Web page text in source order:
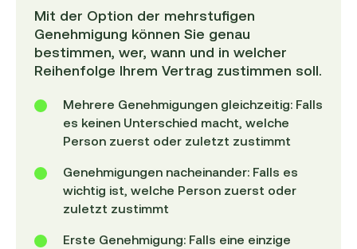
Mit der Option der mehrstufigen
Genehmigung können Sie genau
bestimmen, wer, wann und in welcher
Reihenfolge Ihrem Vertrag zustimmen soll.
Mehrere Genehmigungen gleichzeitig: Falls
es keinen Unterschied macht, welche
Person zuerst oder zuletzt zustimmt
Genehmigungen nacheinander: Falls es
wichtig ist, welche Person zuerst oder
zuletzt zustimmt
Erste Genehmigung: Falls eine einzige